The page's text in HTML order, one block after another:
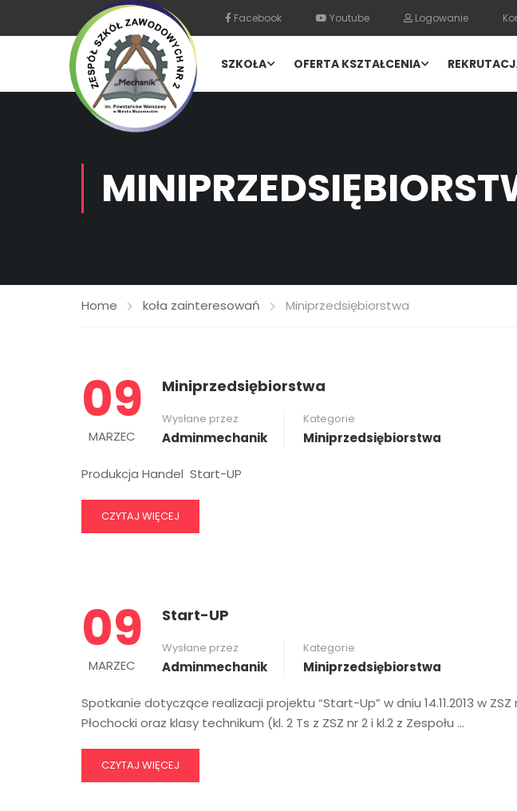
Facebook Youtube Logowanie
SZKOŁA OFERTA KSZTAŁCENIA
Home koła zainteresowań Miniprzedsiębiorstwa
09
MARZEC
Miniprzedsiębiorstwa
Wysłane przez
Adminmechanik
Kategorie
Miniprzedsiębiorstwa
Produkcja Handel Start-UP
CZYTAJ WIĘCEJ
09
MARZEC
Start-UP
Wysłane przez
Adminmechanik
Kategorie
Miniprzedsiębiorstwa
Spotkanie dotyczące realizacji projektu “Start-Up” w dniu 14.11.2013 w
Płochocki oraz klasy technikum (kl. 2 Ts z ZSZ nr 2 i kl.2 z Zespołu …
CZYTAJ WIĘCEJ